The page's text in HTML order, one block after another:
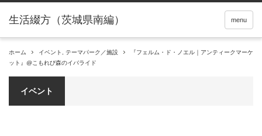
menu
ホーム イベント テーマパーク／施設
『フェルム・ド・ノエル｜アンティークマーケ
ット』@こもれび森のイバライド
イベント